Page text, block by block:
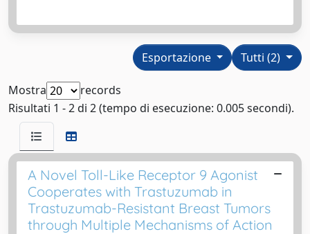
Tutti (2)
Esportazione
Mostra
records
Risultati 1 - 2 di 2 (tempo di esecuzione: 0.005 secondi).
A Novel Toll-Like Receptor 9 Agonist
Cooperates with Trastuzumab in
Trastuzumab-Resistant Breast Tumors
through Multiple Mechanisms of Action